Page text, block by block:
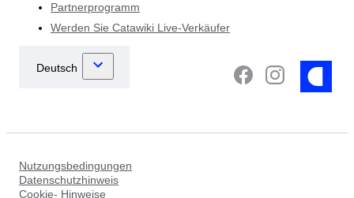
Partnerprogramm
Werden Sie Catawiki Live-Verkäufer
Nutzungsbedingungen
Datenschutzhinweis
Cookie- Hinweise